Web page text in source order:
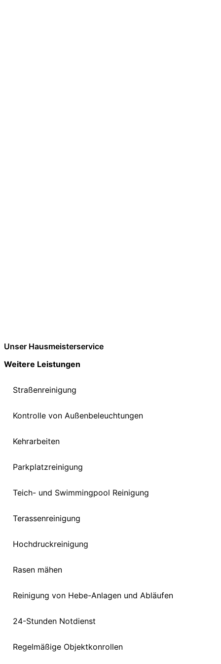
Unser Hausmeisterservice
Weitere Leistungen
Straßenreinigung
Kontrolle von Außenbeleuchtungen
Kehrarbeiten
Parkplatzreinigung
Teich- und Swimmingpool Reinigung
Terassenreinigung
Hochdruckreinigung
Rasen mähen
Reinigung von Hebe-Anlagen und Abläufen
24-Stunden Notdienst
Regelmäßige Objektkonrollen